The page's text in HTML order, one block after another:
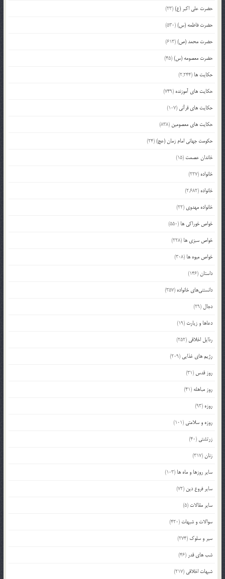
حضرت علی اکبر (ع)(23)
حضرت فاطمه (س)(530)
حضرت محمد (ص)(613)
حضرت معصومه (س)(45)
حکایت ها (2,244)
حکایت های آموزنده (749)
حکایت های قرآنی (107)
حکایت های معصومین (838)
حکومت جهانی امام زمان (عج)(24)
خاندان عصمت (15)
خانواده (227)
خانواده (2,682)
خانواده مهدوی (22)
خواص خوراکی ها (550)
خواص سبزی ها (228)
خواص میوه ها (308)
داستان(146)
دانستنی‌های خانواده (357)
دجال (29)
دعاها و زیارت (19)
رذایل اخلاقی (252)
رژیم های غذایی (209)
روز قدس (31)
روز مباهله (41)
روزه (93)
روزه و سلامتی (101)
زرتشتی (40)
زنان(317)
سایر روزها و ماه ها (103)
سایر فروع دین (72)
سایر مقالات (5)
سوالات و شبهات (420)
سیر و سلوک (274)
شب های قدر (46)
شبهات اخلاقی (217)